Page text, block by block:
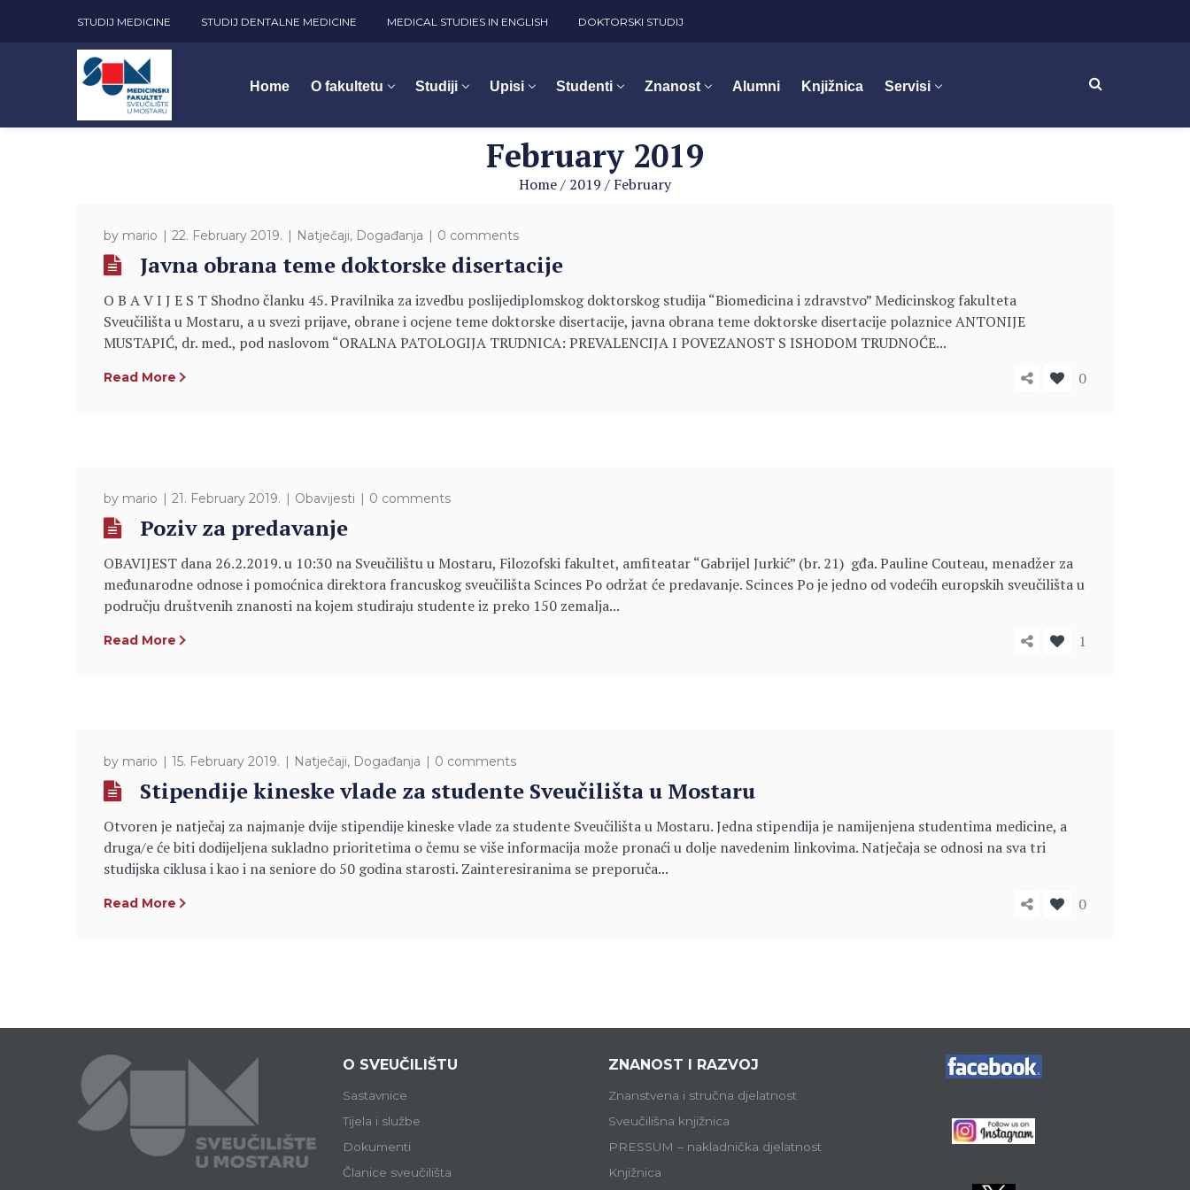
STUDIJ MEDICINE STUDIJ DENTALNE MEDICINE MEDICAL STUDIES IN ENGLISH DOKTORSKI STUDIJ
Home O fakultetu Studiji Upisi Studenti Znanost Alumni Knjižnica Servisi
February 2019
Home/ 2019 / February
by mario 22. February 2019. Natječaji, Događanja 0 comments
Javna obrana teme doktorske disertacije
O B A V I J E S T Shodno članku 45. Pravilnika za izvedbu poslijediplomskog doktorskog studija “Biomedicina i zdravstvo” Medicinskog fakulteta
Sveučilišta u Mostaru, a u svezi prijave, obrane i ocjene teme doktorske disertacije, javna obrana teme doktorske disertacije polaznice ANTONIJE
MUSTAPIĆ, dr. med., pod naslovom “ORALNA PATOLOGIJA TRUDNICA: PREVALENCIJA I POVEZANOST S ISHODOM TRUDNOĆE...
Read More 0
by mario 21. February 2019. Obavijesti 0 comments
Poziv za predavanje
OBAVIJEST dana 26.2.2019. u 10:30 na Sveučilištu u Mostaru, Filozofski fakultet, amfiteatar “Gabrijel Jurkić” (br. 21) gđa. Pauline Couteau, menadžer za
međunarodne odnose i pomoćnica direktora francuskog sveučilišta Scinces Po održat će predavanje. Scinces Po je jedno od vodećih europskih sveučilišta u
području društvenih znanosti na kojem studiraju studente iz preko 150 zemalja...
Read More 1
by mario 15. February 2019. Natječaji, Događanja 0 comments
Stipendije kineske vlade za studente Sveučilišta u Mostaru
Otvoren je natječaj za najmanje dvije stipendije kineske vlade za studente Sveučilišta u Mostaru. Jedna stipendija je namijenjena studentima medicine, a
druga/e će biti dodijeljena sukladno prioritetima o čemu se više informacija može pronaći u dolje navedenim linkovima. Natječaja se odnosi na sva tri
studijska ciklusa i kao i na seniore do 50 godina starosti. Zainteresiranima se preporuča...
Read More 0
O SVEUČILIŠTU
Sastavnice
Tijela i službe
Dokumenti
Članice sveučilišta
ZNANOST I RAZVOJ
Znanstvena i stručna djelatnost
Sveučilišna knjižnica
PRESSUM – nakladnička djelatnost
Knjižnica